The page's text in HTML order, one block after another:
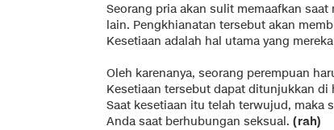
Seorang pria akan sulit memaafkan
lain. Pengkhianatan tersebut akan
Kesetiaan adalah hal utama yang
Oleh karenanya, seorang perempuan
Kesetiaan tersebut dapat ditunjukkan di
Saat kesetiaan itu telah terwujud, maka
Anda saat berhubungan seksual. (rah)